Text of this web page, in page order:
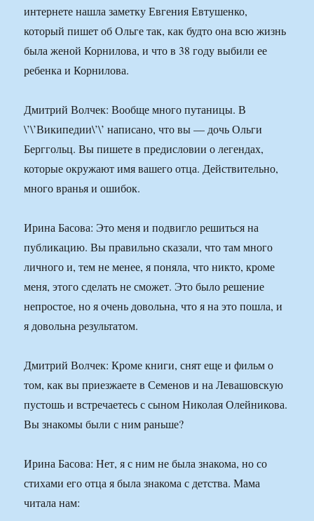
интернете нашла заметку Евгения Евтушенко,
который пишет об Ольге так, как будто она всю жизнь
была женой Корнилова, и что в 38 году выбили ее
ребенка и Корнилова.
Дмитрий Волчек: Вообще много путаницы. В
\’\’Википедии\’\’ написано, что вы — дочь Ольги
Берггольц. Вы пишете в предисловии о легендах,
которые окружают имя вашего отца. Действительно,
много вранья и ошибок.
Ирина Басова: Это меня и подвигло решиться на
публикацию. Вы правильно сказали, что там много
личного и, тем не менее, я поняла, что никто, кроме
меня, этого сделать не сможет. Это было решение
непростое, но я очень довольна, что я на это пошла, и
я довольна результатом.
Дмитрий Волчек: Кроме книги, снят еще и фильм о
том, как вы приезжаете в Семенов и на Левашовскую
пустошь и встречаетесь с сыном Николая Олейникова.
Вы знакомы были с ним раньше?
Ирина Басова: Нет, я с ним не была знакома, но со
стихами его отца я была знакома с детства. Мама
читала нам: